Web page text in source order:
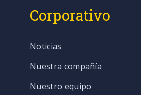
Corporativo
Noticias
Nuestra compañía
Nuestro equipo